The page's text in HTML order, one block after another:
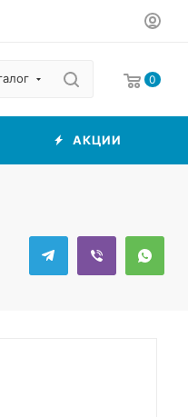
0
АКЦИИ